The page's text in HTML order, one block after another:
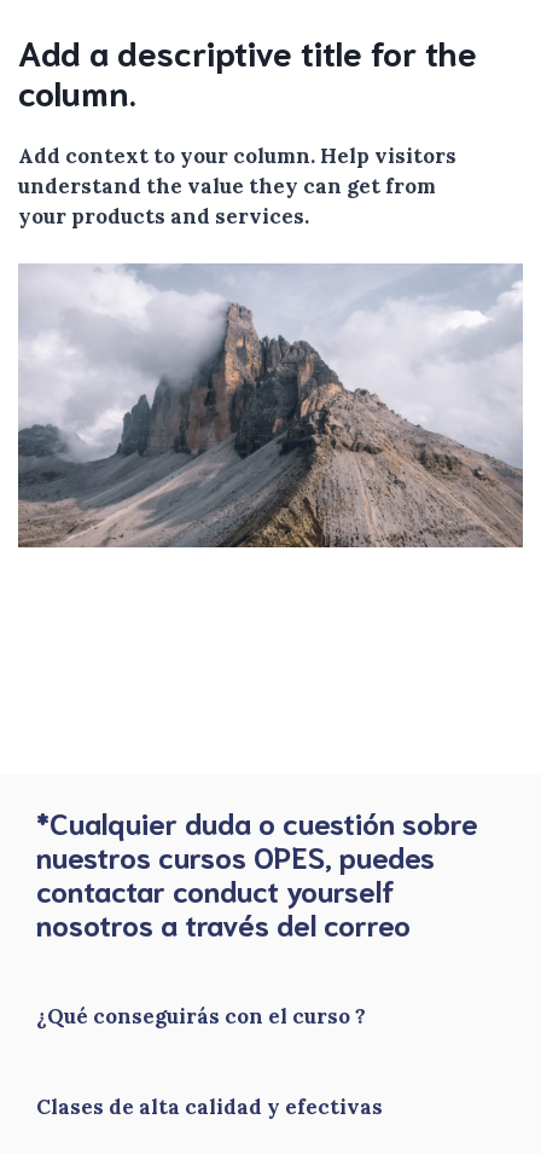
Add a descriptive title for the
column.
Add context to your column. Help visitors
understand the value they can get from
your products and services.
*Cualquier duda o cuestión sobre
nuestros cursos OPES, puedes
contactar conduct yourself
nosotros a través del correo
¿Qué conseguirás con el curso ?
Clases de alta calidad y efectivas